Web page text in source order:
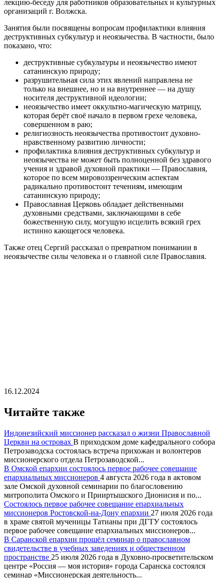
лекцию-беседу для работников образовательных и культурных
организаций г. Волжска.
Занятия были посвящены вопросам профилактики влияния
деструктивных субкультур и неоязычества. В частности, было
показано, что:
деструктивные субкультуры и неоязычество имеют
сатанинскую природу;
разрушительная сила этих явлений направлена не
только на внешнее, но и на внутреннее — на душу
носителя деструктивной идеологии;
неоязычество имеет оккультно-магическую матрицу,
которая берёт своё начало в первом грехе человека,
совершенном в раю;
религиозность неоязычества противостоит духовно-
нравственному развитию личности;
профилактика влияния деструктивных субкультур и
неоязычества не может быть полноценной без здравого
учения и здравой духовной практики — Православия,
которое по всем мировоззренческим аспектам
радикально противостоит течениям, имеющим
сатанинскую природу;
Православная Церковь обладает действенными
духовными средствами, заключающими в себе
божественную силу, могущую исцелить всякий грех
истинно кающегося человека.
Также отец Сергий рассказал о превратном понимании в
неоязычестве силы человека и о главной силе Православия.
16.12.2024
Читайте также
Индонезийский миссионер рассказал о жизни Православной
Церкви на островах В приходском доме кафедрального собора
Петрозаводска состоялась встреча прихожан и волонтеров
миссионерского отдела Петрозаводской...
В Омской епархии состоялось первое рабочее совещание
епархиальных миссионеров 4 августа 2026 года в актовом
зале Омской духовной семинарии по благословению
митрополита Омского и Прииртышского Дионисия и по...
Состоялось первое рабочее совещание епархиальных
миссионеров Ростовской-на-Дону епархии 27 июля 2026 года
в храме святой мученицы Татианы при ДГТУ состоялось
первое рабочее совещание епархиальных миссионеров...
В Саранской епархии прошёл семинар о православном
свидетельстве в учебных заведениях и общественном
пространстве 25 июля 2026 года в Духовно-просветительском
центре «Россия — моя история» города Саранска состоялся
семинар «Миссионерская деятельность...